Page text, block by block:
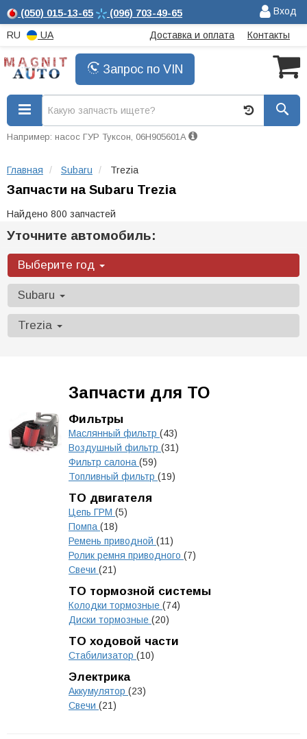
(050) 015-13-65 (096) 703-49-65 Вход
RU UA Доставка и оплата Контакты
Запрос по VIN
Например: насос ГУР Туксон, 06H905601A
Главная Subaru Trezia
Запчасти на Subaru Trezia
Найдено 800 запчастей
Уточните автомобиль:
Выберите год
Subaru
Trezia
Запчасти для ТО
Фильтры
Маслянный фильтр (43)
Воздушный фильтр (31)
Фильтр салона (59)
Топливный фильтр (19)
ТО двигателя
Цепь ГРМ (5)
Помпа (18)
Ремень приводной (11)
Ролик ремня приводного (7)
Свечи (21)
ТО тормозной системы
Колодки тормозные (74)
Диски тормозные (20)
ТО ходовой части
Стабилизатор (10)
Электрика
Аккумулятор (23)
Свечи (21)